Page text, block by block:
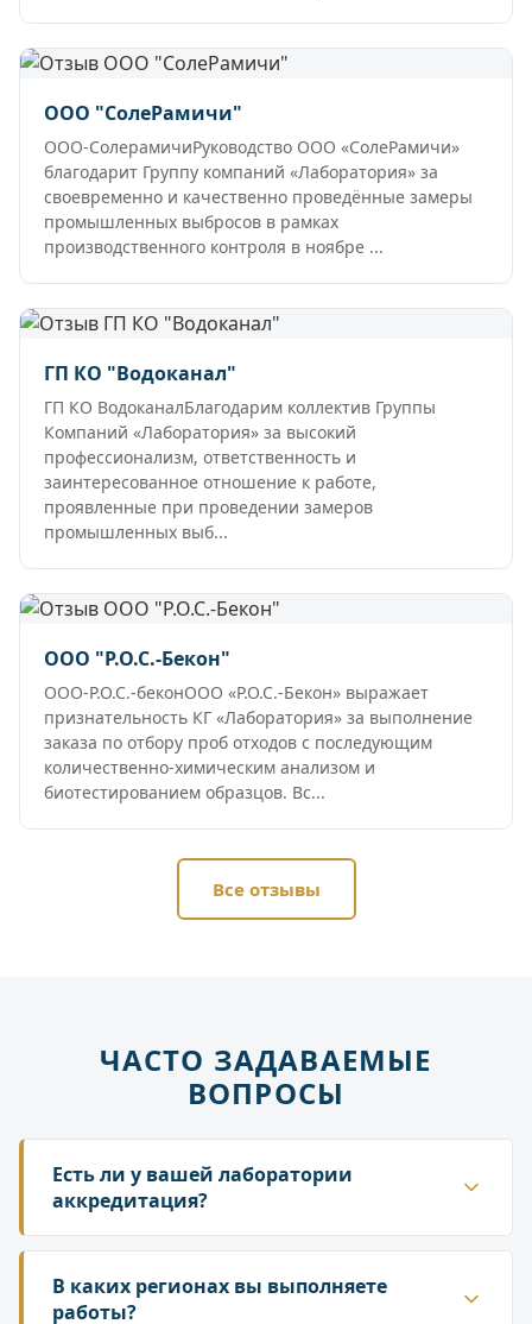
ООО "СолеРамичи"
ООО-СолерамичиРуководство ООО «СолеРамичи»
благодарит Группу компаний «Лаборатория» за
своевременно и качественно проведённые замеры
промышленных выбросов в рамках
производственного контроля в ноябре ...
ГП КО "Водоканал"
ГП КО ВодоканалБлагодарим коллектив Группы
Компаний «Лаборатория» за высокий
профессионализм, ответственность и
заинтересованное отношение к работе,
проявленные при проведении замеров
промышленных выб...
ООО "Р.О.С.-Бекон"
ООО-Р.О.С.-беконООО «Р.О.С.-Бекон» выражает
признательность КГ «Лаборатория» за выполнение
заказа по отбору проб отходов с последующим
количественно-химическим анализом и
биотестированием образцов. Вс...
Все отзывы
ЧАСТО ЗАДАВАЕМЫЕ
ВОПРОСЫ
Есть ли у вашей лаборатории
аккредитация?
Да. ГК «Лаборатория» аккредитована в
национальной системе Росаккредитации. Наши
протоколы и заключения принимаются
В каких регионах вы выполняете
работы?